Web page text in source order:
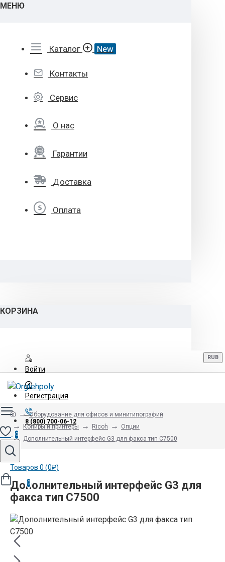
МЕНЮ
Каталог New
Контакты
Сервис
О нас
Гарантии
Доставка
Оплата
КОРЗИНА
Войти
Регистрация
8 (800) 700-06-12
RUB
0
Товаров 0 (0₽)
0
Оборудование для офисов и минитипографий
Копиры и принтеры
Ricoh
Опции
Дополнительный интерфейс G3 для факса тип С7500
Дополнительный интерфейс G3 для
факса тип С7500